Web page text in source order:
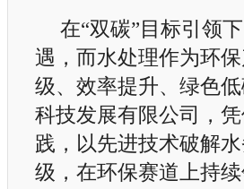
在“双碳”目标引领
遇，而水处理作为环
级、效率提升、绿色
科技发展有限公司，
践，以先进技术破解
级，在环保赛道上持